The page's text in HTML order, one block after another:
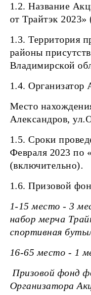
1.2. Название
от Трайтэк
1.3. Территория
районы
Владимирской
1.4.
Место
Александров,
1.5. Сроки
Февраля 2023 по
(включительно).
1.6. Призовой
1-15 место - 3
набор мерча
спортивная
16-65 место - 1
Призовой фонд
Организатора